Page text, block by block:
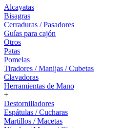
Alcayatas
Bisagras
Cerraduras / Pasadores
Guías para cajón
Otros
Patas
Pomelas
Tiradores / Manijas / Cubetas
Clavadoras
Herramientas de Mano
+
Destornilladores
Espátulas / Cucharas
Martillos / Macetas